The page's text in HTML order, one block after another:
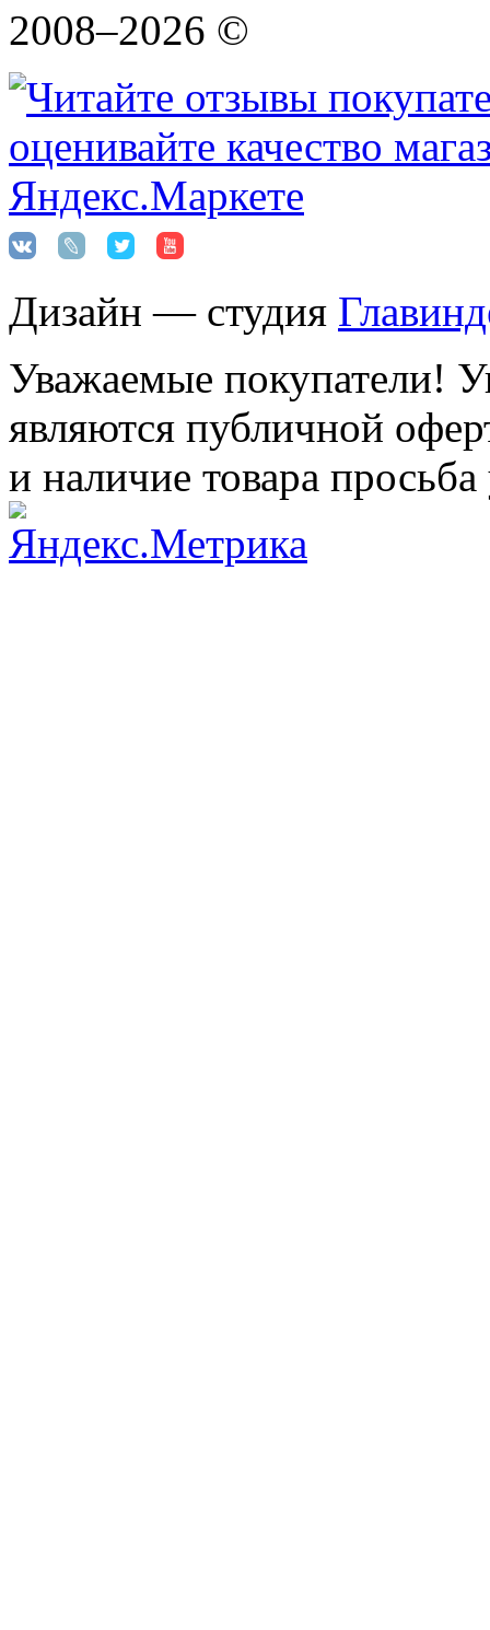
2008–2026 ©
Дизайн — студия
Уважаемые покупатели!
являются публичной
и наличие товара